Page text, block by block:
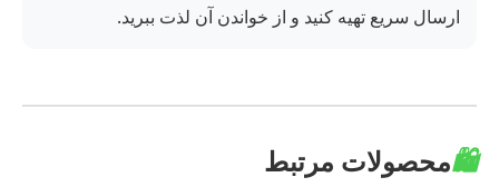
ارسال سریع تهیه کنید و از خواندن آن لذت ببرید.
🛍️محصولات مرتبط